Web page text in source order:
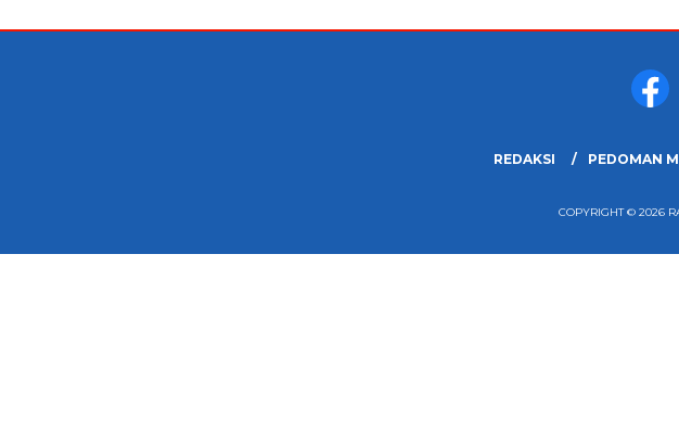
REDAKSI PEDOMAN
COPYRIGHT © 2026